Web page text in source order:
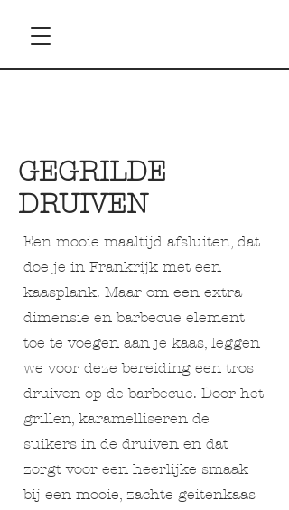
GEGRILDE
DRUIVEN
Een mooie maaltijd afsluiten, dat
doe je in Frankrijk met een
kaasplank. Maar om een extra
dimensie en barbecue element
toe te voegen aan je kaas, leggen
we voor deze bereiding een tros
druiven op de barbecue. Door het
grillen, karamelliseren de
suikers in de druiven en dat
zorgt voor een heerlijke smaak
bij een mooie, zachte geitenkaas